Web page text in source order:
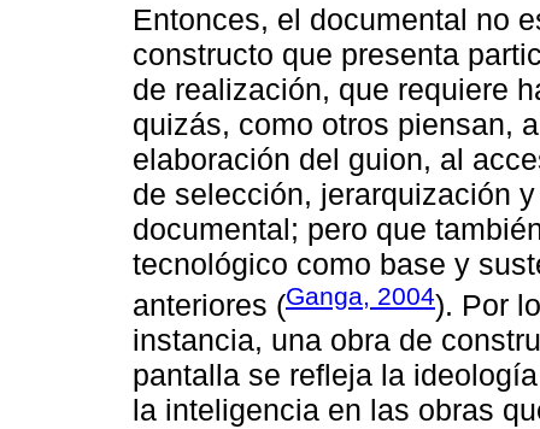
Entonces, el documental no
constructo que presenta
de realización, que requiere
quizás, como otros piensan,
elaboración del guion, al
de selección, jerarquización
documental; pero que
tecnológico como base y
anteriores (Ganga, 2004). Por
instancia, una obra de
pantalla se refleja la
la inteligencia en las obras